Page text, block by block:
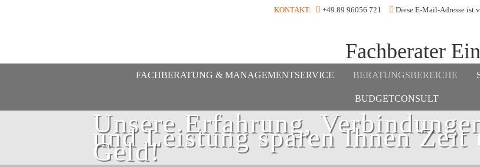
KONTAKT: +49 89 96056 721 Diese E-Mail-Adresse ist
Fachberater
FACHBERATUNG & MANAGEMENTSERVICE BERATUNGSBEREICHE
BUDGETCONSULT
Unsere Erfahrung,
und Leistung sparen Ihnen Zeit
Geld!